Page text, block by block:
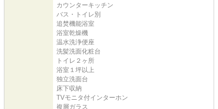
カウンターキッチン
バス・トイレ別
追焚機能浴室
浴室乾燥機
温水洗浄便座
洗髪洗面化粧台
トイレ２ヶ所
浴室１坪以上
独立洗面台
床下収納
TVモニタ付インターホン
複層ガラス